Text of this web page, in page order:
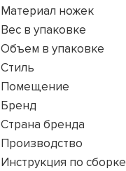
Материал ножек
Вес в упаковке
Объем в упаковке
Стиль
Помещение
Бренд
Страна бренда
Производство
Инструкция по сборке